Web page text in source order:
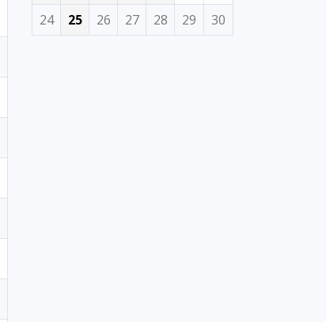
24
25 26 27 28 29 30